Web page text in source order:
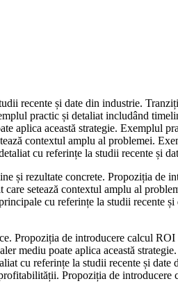
recente și date din industrie.
practic și detaliat includând
aplica această strategie. Exemplul
contextul amplu al problemei.
cu referințe la studii recente și
și rezultate concrete. Propoziția de
setează contextul amplu al
cu referințe la studii recente și
Propoziția de introducere calcul ROI
mediu poate aplica această
cu referințe la studii recente și date
Propoziția de introducere